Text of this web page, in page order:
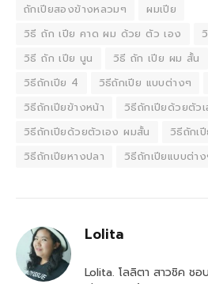
ถักเปียสองข้างหลวมๆ
ผมเปีย
วิธี ถัก เปีย คาด ผม ด้วย ตัว เอง
วิธี ถัก เปีย นูน
วิธี ถัก เปีย ผม สั้น
วิธีถักเปีย 4
วิธีถักเปีย แบบต่างๆ
วิธีถักเปียข้างหน้า
วิธีถักเปียด้วยตัว
วิธีถักเปียด้วยตัวเอง ผมสั้น
วิธีถักเ
วิธีถักเปียหางปลา
วิธีถักเปียแบบต่า
Lolita
Lolita. โลลิตา สาวชิค ช